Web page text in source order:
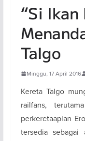
“Si Ikan
Talgo
Minggu, 17 April 2016
Kereta Talgo
railfans,
perkeretaapian
tersedia sebagai